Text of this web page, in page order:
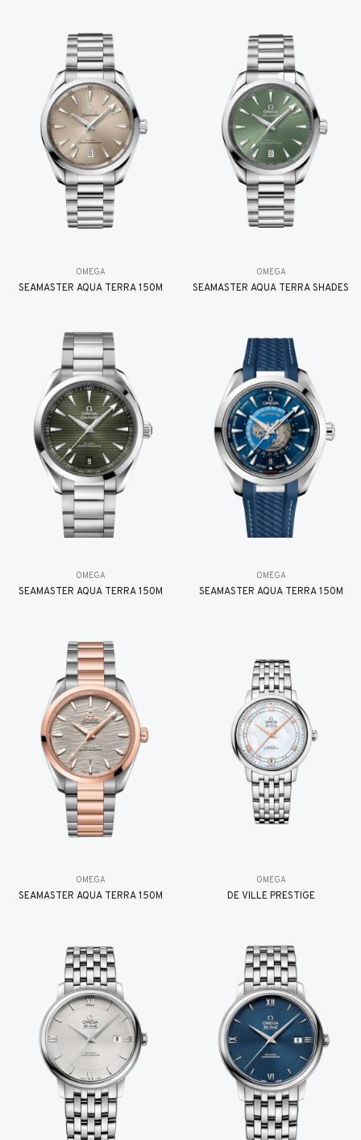
OMEGA
SEAMASTER AQUA TERRA 150M
OMEGA
SEAMASTER AQUA TERRA SHADES
OMEGA
SEAMASTER AQUA TERRA 150M
OMEGA
SEAMASTER AQUA TERRA 150M
OMEGA
SEAMASTER AQUA TERRA 150M
OMEGA
DE VILLE PRESTIGE